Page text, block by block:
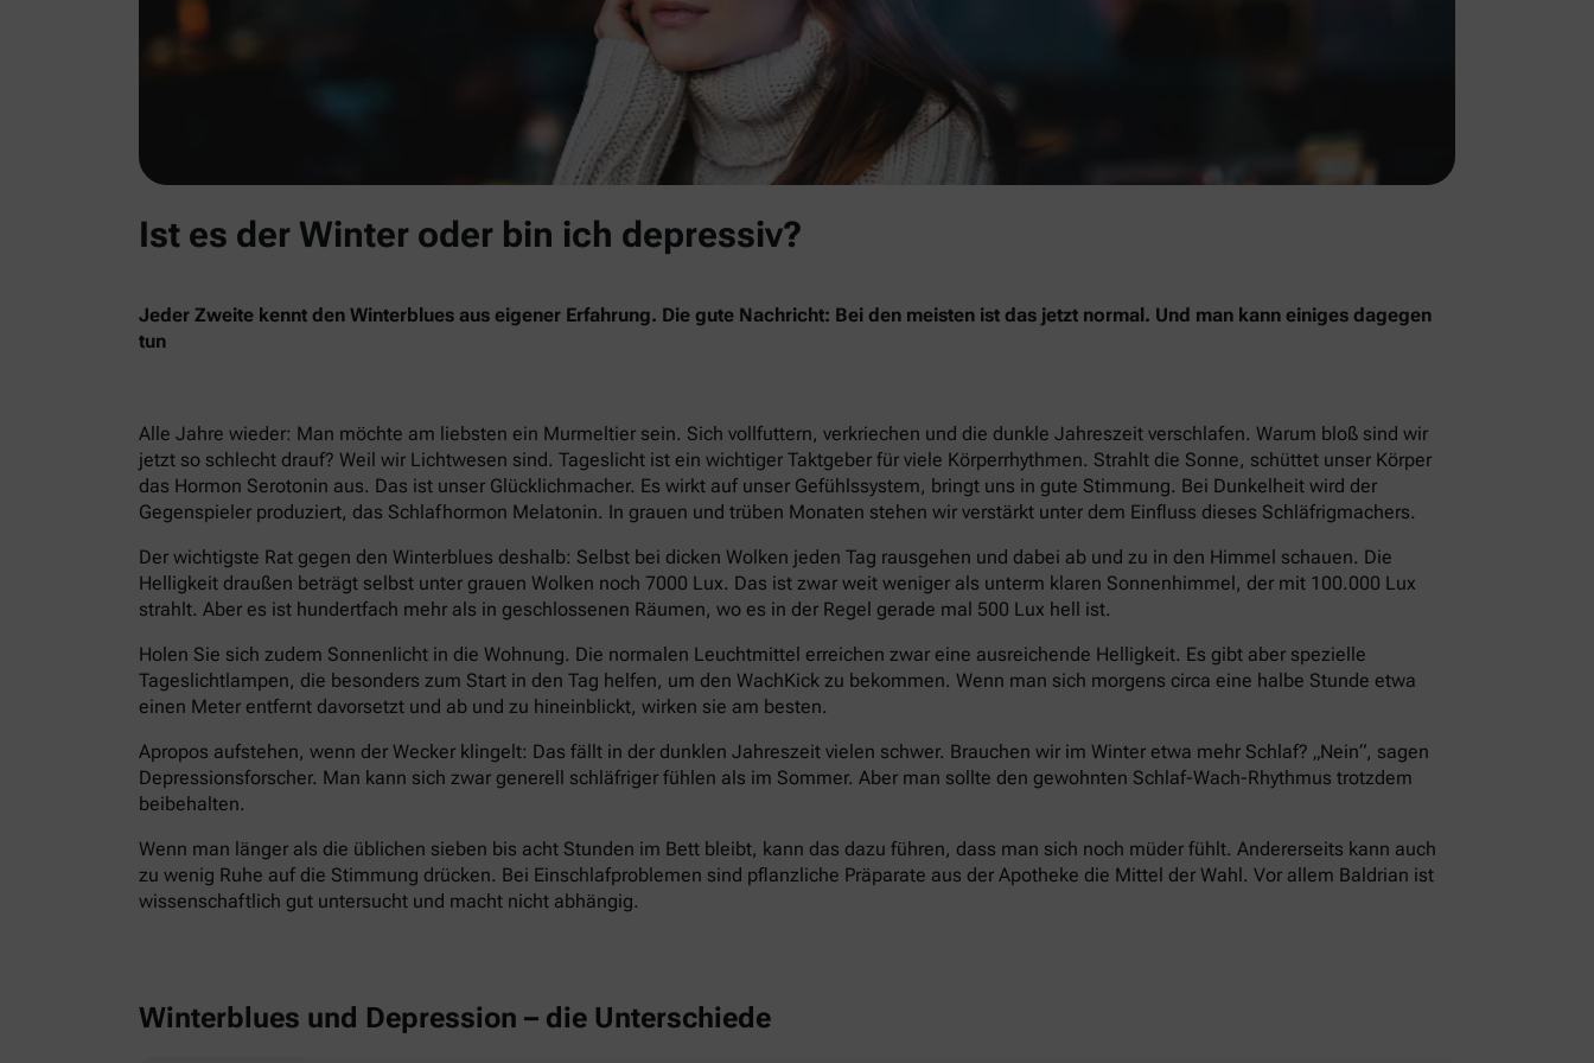
Ist es der Winter oder bin ich depressiv?
Jeder Zweite kennt den Winterblues aus eigener Erfahrung. Die gute Nachricht: Bei den meisten ist das jetzt normal. Und man kann einiges dagegen
tun
Alle Jahre wieder: Man möchte am liebsten ein Murmeltier sein. Sich vollfuttern, verkriechen und die dunkle Jahreszeit verschlafen. Warum bloß sind wir
jetzt so schlecht drauf? Weil wir Lichtwesen sind. Tageslicht ist ein wichtiger Taktgeber für viele Körperrhythmen. Strahlt die Sonne, schüttet unser Körper
das Hormon Serotonin aus. Das ist unser Glücklichmacher. Es wirkt auf unser Gefühlssystem, bringt uns in gute Stimmung. Bei Dunkelheit wird der
Gegenspieler produziert, das Schlafhormon Melatonin. In grauen und trüben Monaten stehen wir verstärkt unter dem Einfluss dieses Schläfrigmachers.
Der wichtigste Rat gegen den Winterblues deshalb: Selbst bei dicken Wolken jeden Tag rausgehen und dabei ab und zu in den Himmel schauen. Die
Helligkeit draußen beträgt selbst unter grauen Wolken noch 7000 Lux. Das ist zwar weit weniger als unterm klaren Sonnenhimmel, der mit 100.000 Lux
strahlt. Aber es ist hundertfach mehr als in geschlossenen Räumen, wo es in der Regel gerade mal 500 Lux hell ist.
Holen Sie sich zudem Sonnenlicht in die Wohnung. Die normalen Leuchtmittel erreichen zwar eine ausreichende Helligkeit. Es gibt aber spezielle
Tageslichtlampen, die besonders zum Start in den Tag helfen, um den WachKick zu bekommen. Wenn man sich morgens circa eine halbe Stunde etwa
einen Meter entfernt davorsetzt und ab und zu hineinblickt, wirken sie am besten.
Apropos aufstehen, wenn der Wecker klingelt: Das fällt in der dunklen Jahreszeit vielen schwer. Brauchen wir im Winter etwa mehr Schlaf? „Nein“, sagen
Depressionsforscher. Man kann sich zwar generell schläfriger fühlen als im Sommer. Aber man sollte den gewohnten Schlaf-Wach-Rhythmus trotzdem
beibehalten.
Wenn man länger als die üblichen sieben bis acht Stunden im Bett bleibt, kann das dazu führen, dass man sich noch müder fühlt. Andererseits kann auch
zu wenig Ruhe auf die Stimmung drücken. Bei Einschlafproblemen sind pflanzliche Präparate aus der Apotheke die Mittel der Wahl. Vor allem Baldrian ist
wissenschaftlich gut untersucht und macht nicht abhängig.
Winterblues und Depression – die Unterschiede